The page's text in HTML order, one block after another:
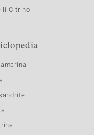
Citrino